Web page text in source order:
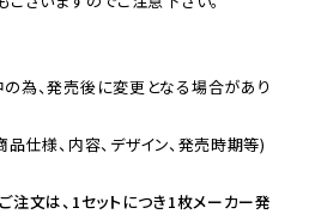
為、発売後に変更となる場合があり
仕様、内容、デザイン、発売時期等)
文は、1セットにつき1枚メーカー発